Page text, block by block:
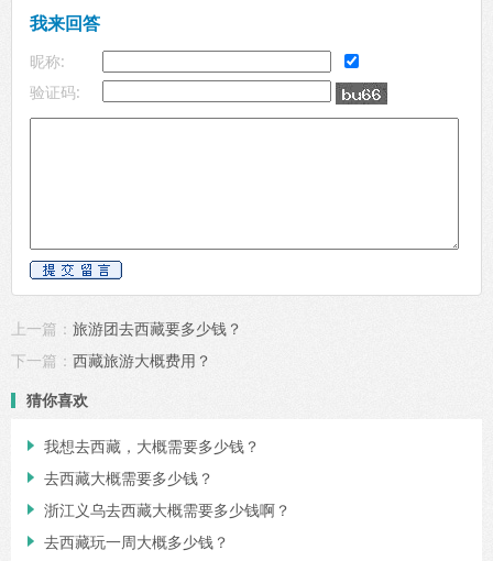
我来回答
昵称:
验证码:
上一篇： 旅游团去西藏要多少钱？
下一篇： 西藏旅游大概费用？
猜你喜欢
 我想去西藏，大概需要多少钱？
 去西藏大概需要多少钱？
 浙江义乌去西藏大概需要多少钱啊？
 去西藏玩一周大概多少钱？